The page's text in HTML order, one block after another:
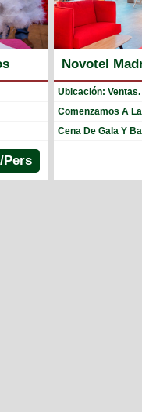
Pers
Novotel
Ubicación: Ventas.
Comenzamos A
Cena De Gala Y